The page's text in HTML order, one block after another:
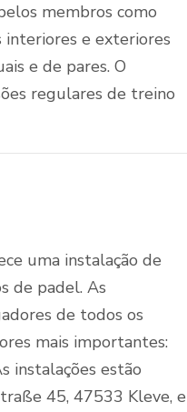
membros como
interiores e exteriores
e de pares. O
regulares de treino
uma instalação de
de padel. As
de todos os
mais importantes:
instalações estão
45, 47533 Kleve, e